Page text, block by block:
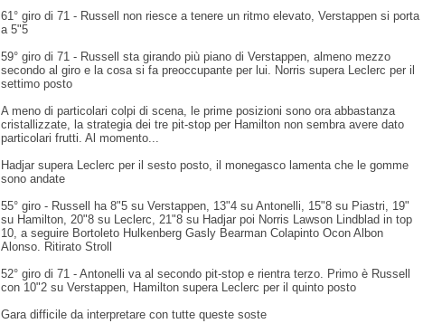
61° giro di 71 - Russell non riesce a tenere un ritmo elevato, Verstappen si porta
a 5"5
59° giro di 71 - Russell sta girando più piano di Verstappen, almeno mezzo
secondo al giro e la cosa si fa preoccupante per lui. Norris supera Leclerc per il
settimo posto
A meno di particolari colpi di scena, le prime posizioni sono ora abbastanza
cristallizzate, la strategia dei tre pit-stop per Hamilton non sembra avere dato
particolari frutti. Al momento...
Hadjar supera Leclerc per il sesto posto, il monegasco lamenta che le gomme
sono andate
55° giro - Russell ha 8"5 su Verstappen, 13"4 su Antonelli, 15"8 su Piastri, 19"
su Hamilton, 20"8 su Leclerc, 21"8 su Hadjar poi Norris Lawson Lindblad in top
10, a seguire Bortoleto Hulkenberg Gasly Bearman Colapinto Ocon Albon
Alonso. Ritirato Stroll
52° giro di 71 - Antonelli va al secondo pit-stop e rientra terzo. Primo è Russell
con 10"2 su Verstappen, Hamilton supera Leclerc per il quinto posto
Gara difficile da interpretare con tutte queste soste